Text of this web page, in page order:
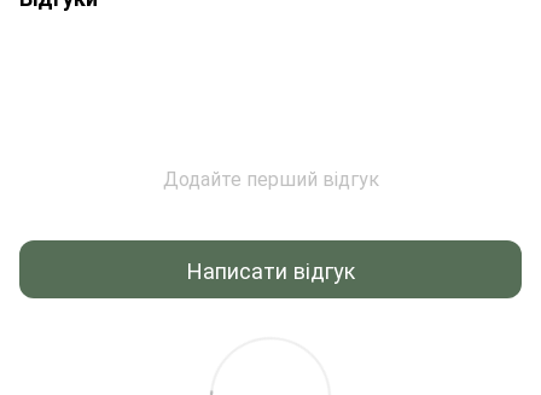
Додайте перший відгук
Написати відгук